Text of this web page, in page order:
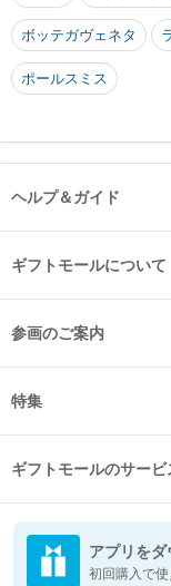
ボッテガヴェネタ
ポールスミス
ヘルプ＆ガイド
ギフトモールについて
参画のご案内
特集
ギフトモールのサービ
アプリをダ
初回購入で